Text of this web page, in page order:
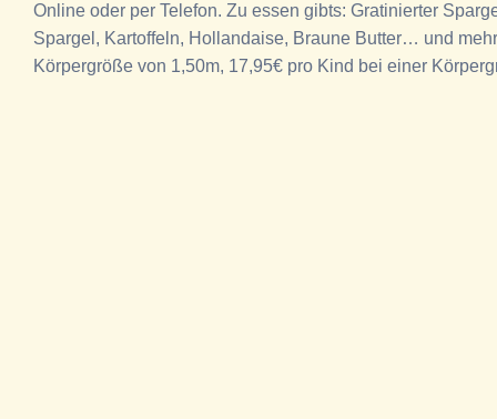
Online oder per Telefon. Zu essen gibts: Gratinierter
Spargel, Kartoffeln, Hollandaise, Braune Butter… und
Körpergröße von 1,50m, 17,95€ pro Kind bei einer